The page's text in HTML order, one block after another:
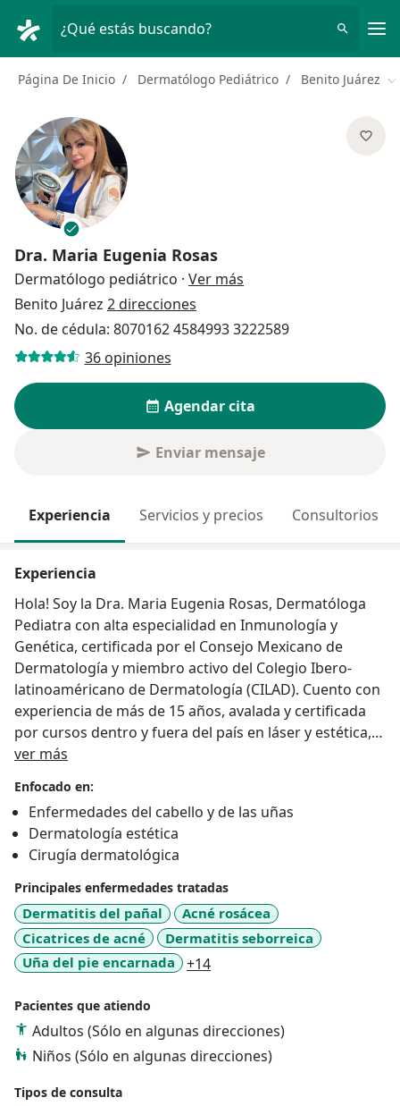
¿Qué estás buscando?
Página De Inicio Dermatólogo Pediátrico Benito Juárez
Dra. Maria Eugenia Rosas
Dermatólogo pediátrico · Ver más
Benito Juárez 2 direcciones
No. de cédula: 8070162 4584993 3222589
36 opiniones
Agendar cita
Enviar mensaje
Experiencia Servicios y precios Consultorios
Experiencia
Hola! Soy la Dra. Maria Eugenia Rosas, Dermatóloga
Pediatra con alta especialidad en Inmunología y
Genética, certificada por el Consejo Mexicano de
Dermatología y miembro activo del Colegio Ibero-
latinoaméricano de Dermatología (CILAD). Cuento con
experiencia de más de 15 años, avalada y certificada
por cursos dentro y fuera del país en láser y estética,
mi propósito con los pacientes es generar bienestar y
exterior, además de concientizar sobre el cuidado de la
piel y el rejuvenecimiento facial.
ver más
Enfocado en:
Enfermedades del cabello y de las uñas
Dermatología estética
Cirugía dermatológica
Principales enfermedades tratadas
Dermatitis del pañal
Acné rosácea
Cicatrices de acné
Dermatitis seborreica
Uña del pie encarnada
+14a11y_sr_more_diseases
Pacientes que atiendo
Adultos (Sólo en algunas direcciones)
Niños (Sólo en algunas direcciones)
Tipos de consulta